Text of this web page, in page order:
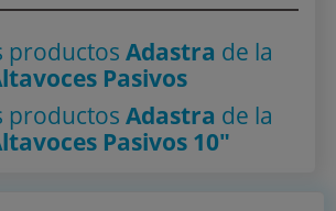
productos Adastra de la
Pasivos
productos Adastra de la
Pasivos 10"